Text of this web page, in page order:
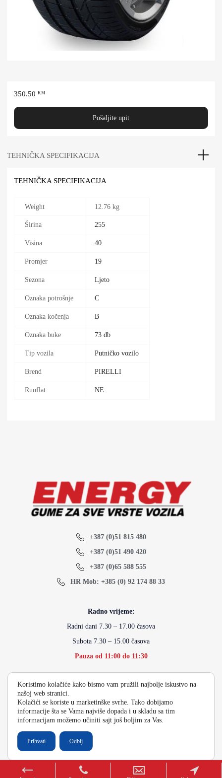
350.50 KM
Pošaljite upit
TEHNIČKA SPECIFIKACIJA
TEHNIČKA SPECIFIKACIJA
Weight 12.76 kg
Širina 255
Visina 40
Promjer 19
Sezona Ljeto
Oznaka potrošnje C
Oznaka kočenja B
Oznaka buke 73 db
Tip vozila Putničko vozilo
Brend PIRELLI
Runflat NE
+387 (0)51 815 480
+387 (0)51 490 420
+387 (0)65 588 555
HR Mob: +385 (0) 92 174 88 33
Radno vrijeme:
Radni dani 7.30 – 17.00 časova
Subota 7.30 – 15.00 časova
Pauza od 11:00 do 11:30
info@energydoo.com
2026 Copyright Energy Auto Gume
Koristimo kolačiće kako bismo vam pružili najbolje iskustvo na
našoj web stranici.
Kolačići se koriste u marketinške svrhe. Tako dobijamo
informacije šta se Vama najviše dopada i u skladu sa tim
informacijam možemo učiniti sajt još boljim za Vas.
Prihvati Odbij